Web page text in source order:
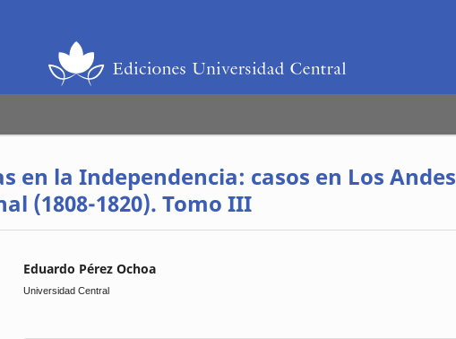
en la Independencia: casos en Los Andes
(1808-1820). Tomo III
Eduardo Pérez Ochoa
Universidad Central